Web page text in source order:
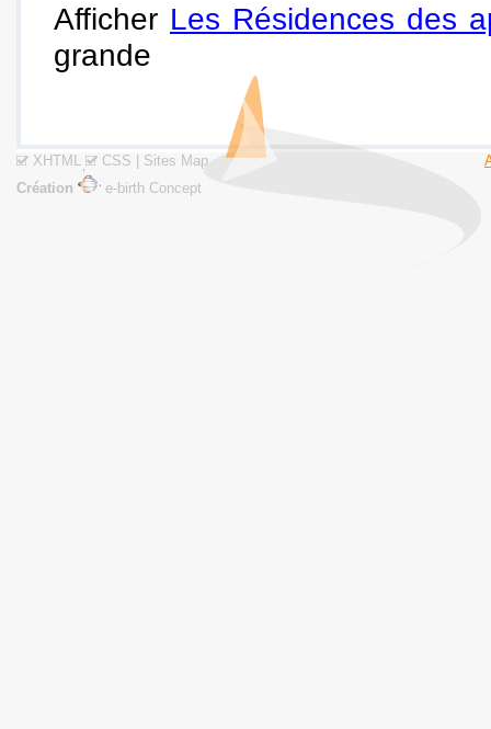
Afficher Les Résidences des
grande
XHTML CSS
Sites Map
Création
e-birth Concept